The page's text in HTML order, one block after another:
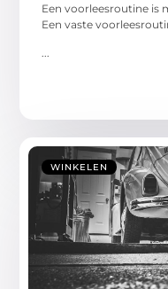
Een voorleesroutine is
Een vaste
...
WINKELEN